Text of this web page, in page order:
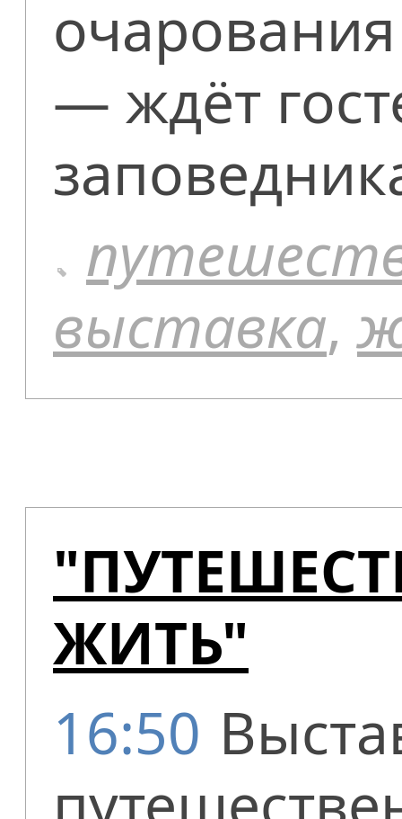
— ждёт
выставка,
ЖИТЬ"
16:50